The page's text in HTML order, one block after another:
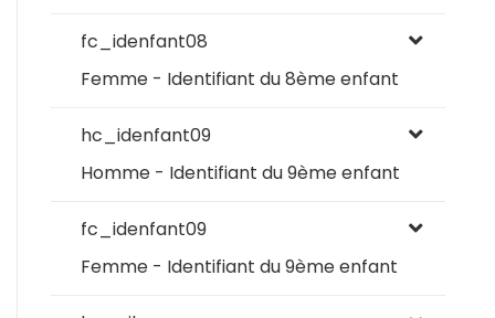
fc_idenfant08
Femme - Identifiant du 8ème enfant
hc_idenfant09
Homme - Identifiant du 9ème enfant
fc_idenfant09
Femme - Identifiant du 9ème enfant